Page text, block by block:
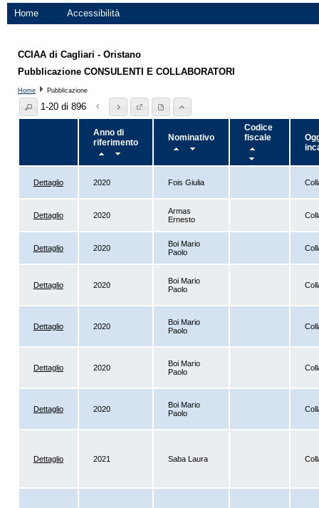
Home Accessibilità
CCIAA di Cagliari - Oristano
Pubblicazione CONSULENTI E COLLABORATORI
Home Pubblicazione
1-20 di 896
Anno di
riferimento
Nominativo
Codice
fiscale
Dettaglio 2020 Fois Giulia
Dettaglio 2020
Armas
Ernesto
Dettaglio 2020
Boi Mario
Paolo
Dettaglio 2020
Boi Mario
Paolo
Dettaglio 2020
Boi Mario
Paolo
Dettaglio 2020
Boi Mario
Paolo
Dettaglio 2020
Boi Mario
Paolo
Dettaglio 2021 Saba Laura